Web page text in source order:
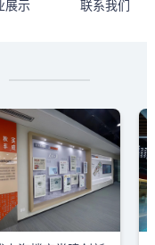
展示 联系我们